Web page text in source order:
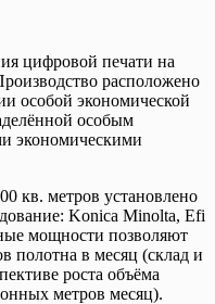
цифровой печати на
расположено
особой экономической
особым
экономическими
кв. метров установлено
Konica Minolta, Efi
мощности позволяют
полотна в месяц (склад и
роста объёма
метров месяц).